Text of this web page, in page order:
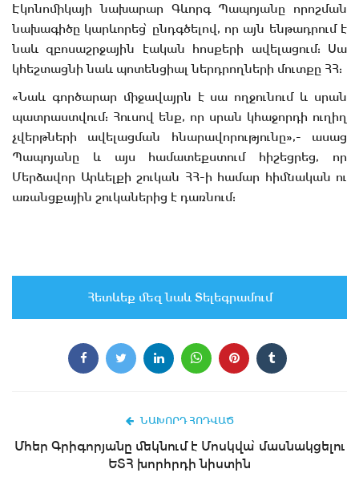
Էկոնոմիկայի նախարար Գևորգ Պապոյանը որոշման
նախագիծը կարևորեց՝ ընդգծելով, որ այն ենթադրում է
նաև զբոսաշրջային էական հոսքերի ավելացում: Սա
կհեշտացնի նաև պոտենցիալ ներդրողների մուտքը ՀՀ:
«Նաև գործարար միջավայրն է սա ողջունում և սրան
պատրաստվում: Հուսով ենք, որ սրան կհաջորդի ուղիղ
չվերթների ավելացման հնարավորությունը»,- ասաց
Պապոյանը և այս համատեքստում հիշեցրեց, որ
Մերձավոր Արևելքի շուկան ՀՀ-ի համար հիմնական ու
առանցքային շուկաներից է դառնում:
Հետևեք մեզ նաև Տելեգրամում
ՆԱԽՈՐԴ ՀՈԴՎԱԾ
Մհեր Գրիգորյանը մեկնում է Մոսկվա՝ մասնակցելու
ԵՏՀ խորհրդի նիստին